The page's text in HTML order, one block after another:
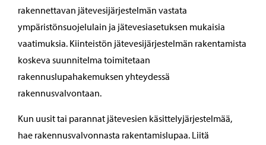
rakennettavan jätevesijärjestelmän vastata
ympäristönsuojelulain ja jätevesiasetuksen mukaisia
vaatimuksia. Kiinteistön jätevesijärjestelmän rakentamista
koskeva suunnitelma toimitetaan
rakennuslupahakemuksen yhteydessä
rakennusvalvontaan.
Kun uusit tai parannat jätevesien käsittelyjärjestelmää,
hae rakennusvalvonnasta rakentamislupaa. Liitä